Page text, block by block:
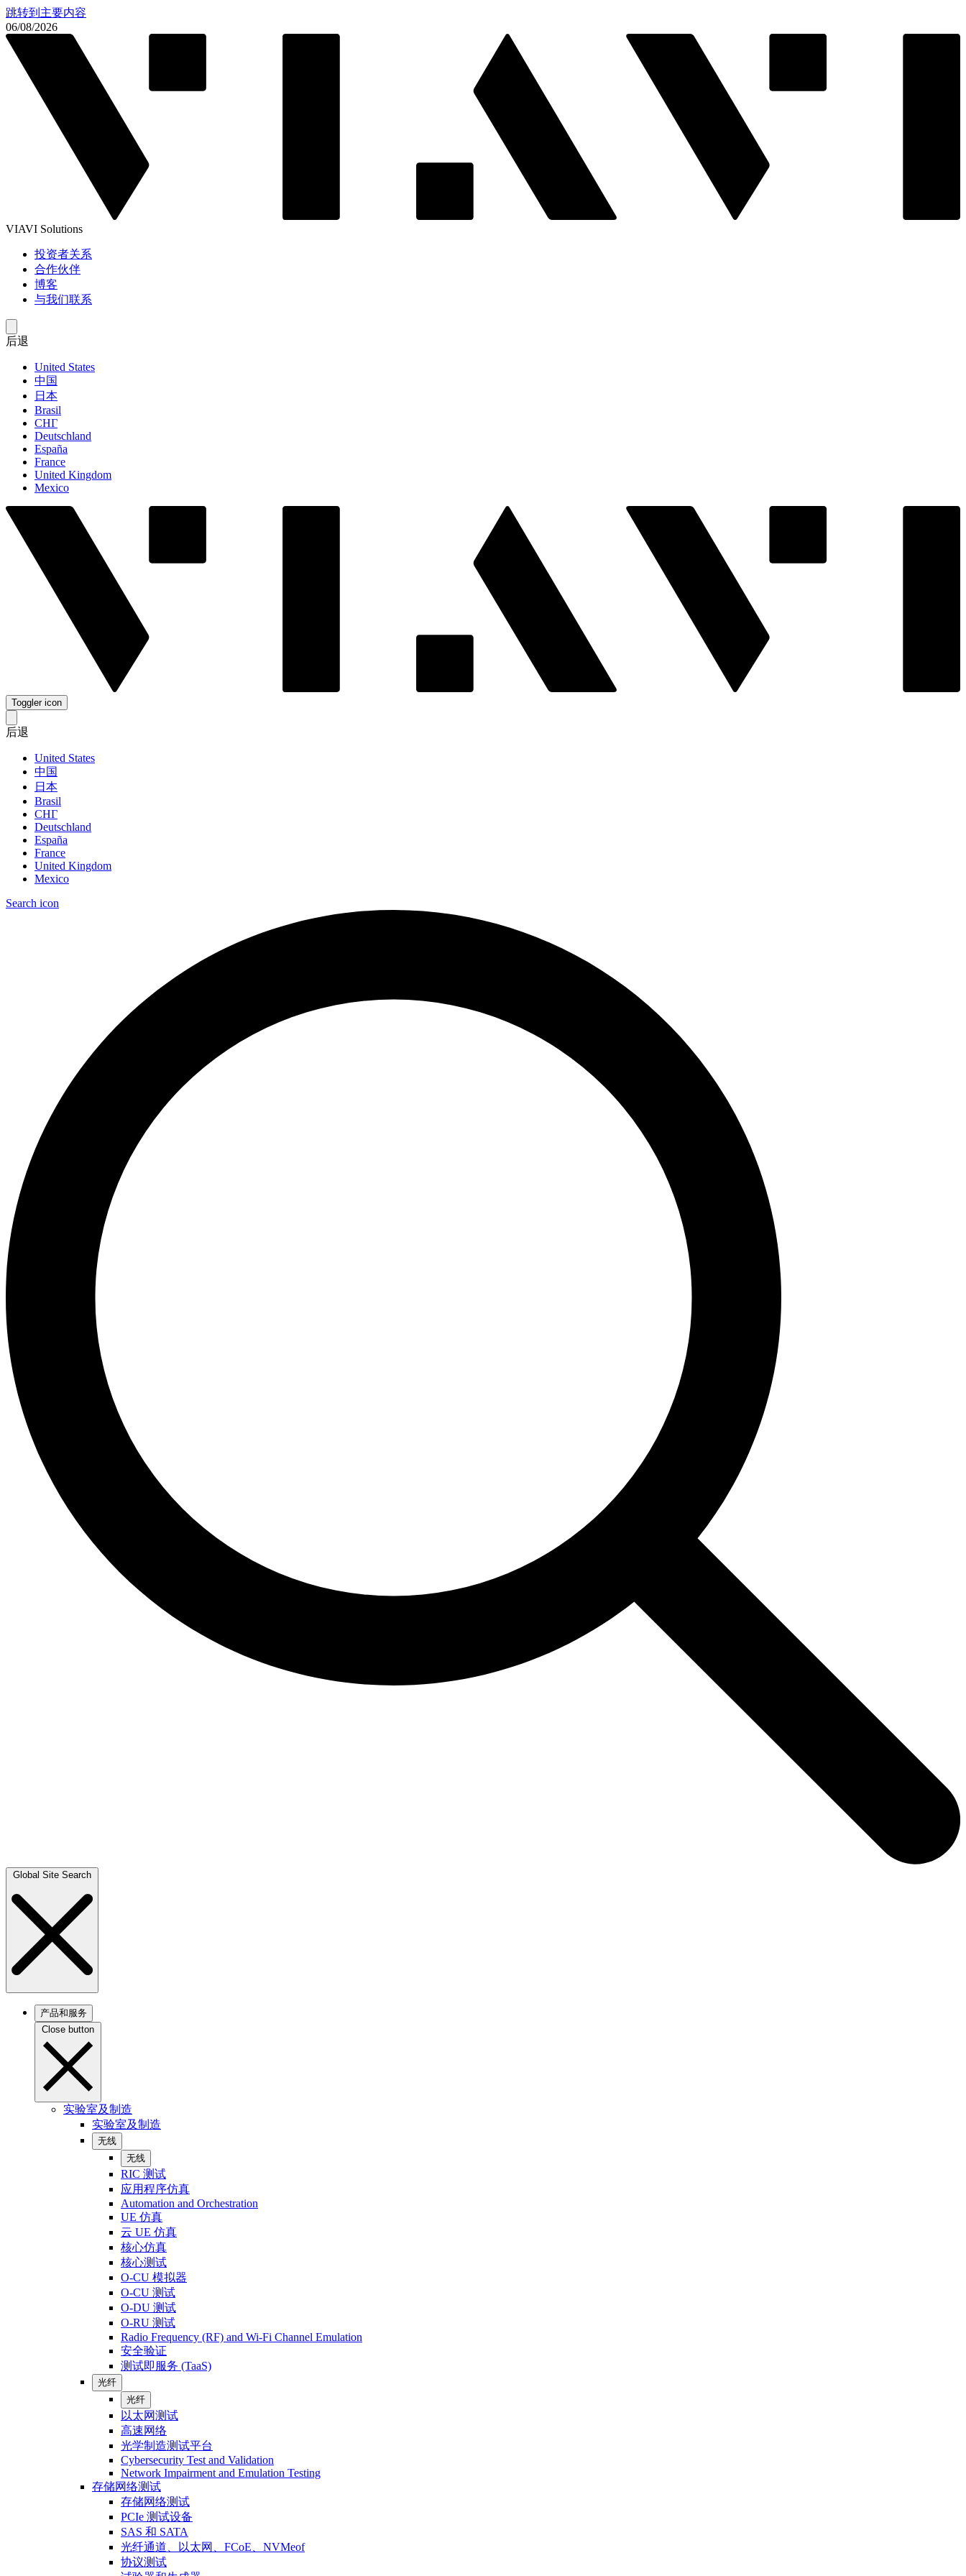
跳转到主要内容
06/08/2026
VIAVI Solutions
投资者关系
合作伙伴
博客
与我们联系
后退
United States
中国
日本
Brasil
СНГ
Deutschland
España
France
United Kingdom
Mexico
Toggler icon
后退
United States
中国
日本
Brasil
СНГ
Deutschland
España
France
United Kingdom
Mexico
Search icon
Global Site Search
产品和服务
Close button
实验室及制造
实验室及制造
无线
无线
RIC 测试
应用程序仿真
Automation and Orchestration
UE 仿真
云 UE 仿真
核心仿真
核心测试
O-CU 模拟器
O-CU 测试
O-DU 测试
O-RU 测试
Radio Frequency (RF) and Wi-Fi Channel Emulation
安全验证
测试即服务 (TaaS)
光纤
光纤
以太网测试
高速网络
光学制造测试平台
Cybersecurity Test and Validation
Network Impairment and Emulation Testing
存储网络测试
存储网络测试
PCIe 测试设备
SAS 和 SATA
光纤通道、以太网、FCoE、NVMeof
协议测试